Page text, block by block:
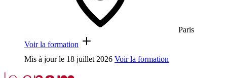
Paris
Voir la formation
Mis à jour le 18 juillet 2026 Voir la formation